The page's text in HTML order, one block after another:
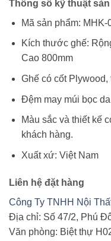
Thông số kỹ thuật
Mã sản phẩm: MHK-
Kích thước ghế:
Cao 800mm
Ghế có cốt
Đệm may múi bọc
Màu sắc và thiết kế
khách hàng.
Xuất xứ: Việt Nam
Liên hệ đặt hàng
Công Ty TNHH Nội
Địa chỉ: Số 47/2, Phú
Văn phòng: Biệt thự